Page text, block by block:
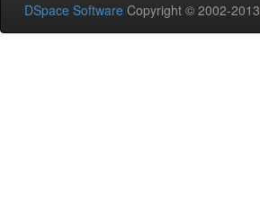
DSpace Software Copyright © 2002-2013